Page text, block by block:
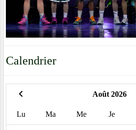
Calendrier
Août 2026
Lu Ma Me Je